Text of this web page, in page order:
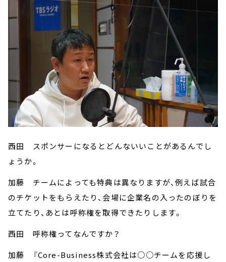
西田 スポンサーになるとどんないいことがあるんでし
ょうか。
加藤 チームによっても特典は異なりますが、例えば試合
のチケットをもらえたり、会場に企業名の入ったのぼりを
立てたり、あとは呼称権を取得できたりします。
西田 呼称権ってなんですか？
加藤 『Core-Business株式会社は○○チームを応援し